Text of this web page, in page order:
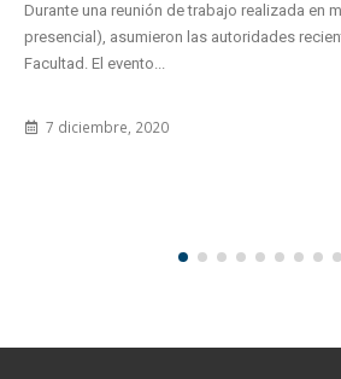
Durante una reunión de trabajo realizada en
presencial), asumieron las autoridades
Facultad. El evento...
7 diciembre, 2020